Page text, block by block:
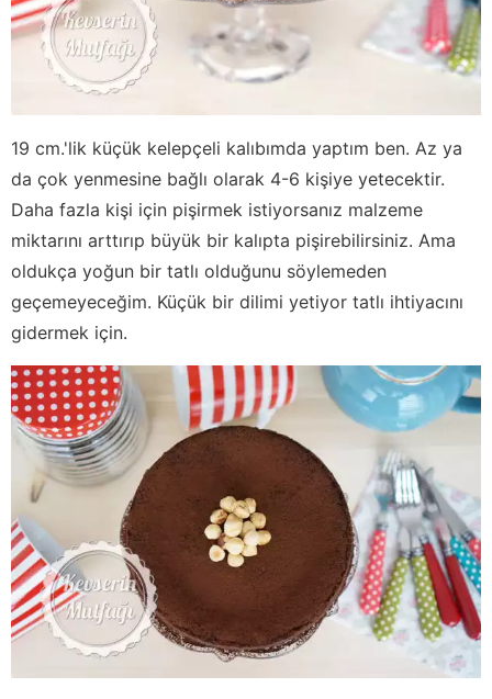
19 cm.'lik küçük kelepçeli kalıbımda yaptım ben. Az ya
da çok yenmesine bağlı olarak 4-6 kişiye yetecektir.
Daha fazla kişi için pişirmek istiyorsanız malzeme
miktarını arttırıp büyük bir kalıpta pişirebilirsiniz. Ama
oldukça yoğun bir tatlı olduğunu söylemeden
geçemeyeceğim. Küçük bir dilimi yetiyor tatlı ihtiyacını
gidermek için.